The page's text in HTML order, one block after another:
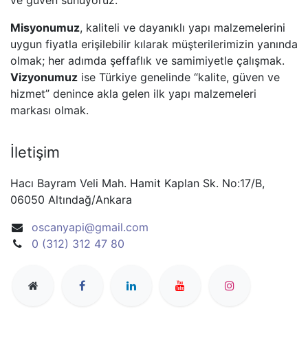
Misyonumuz, kaliteli ve dayanıklı yapı malzemelerini
uygun fiyatla erişilebilir kılarak müşterilerimizin yanında
olmak; her adımda şeffaflık ve samimiyetle çalışmak.
Vizyonumuz ise Türkiye genelinde “kalite, güven ve
hizmet” denince akla gelen ilk yapı malzemeleri
markası olmak.
İletişim
Hacı Bayram Veli Mah. Hamit Kaplan Sk. No:17/B,
06050 Altındağ/Ankara
oscanyapi@gmail.com
0 (312) 312 47 80